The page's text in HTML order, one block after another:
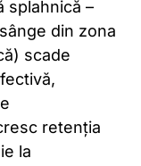
splahnică –
din zona
scade
retenția
la